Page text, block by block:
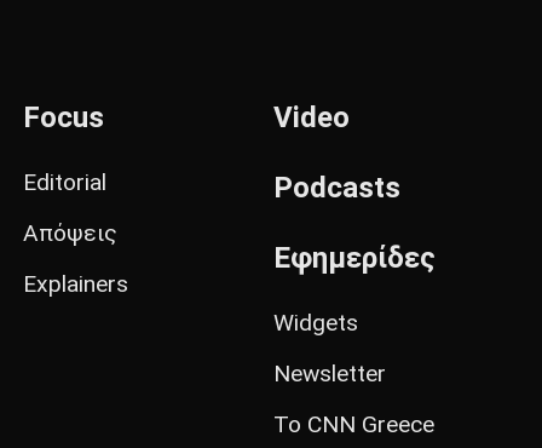
Focus
Editorial
Απόψεις
Explainers
Video
Podcasts
Εφημερίδες
Widgets
Newsletter
Το CNN Greece